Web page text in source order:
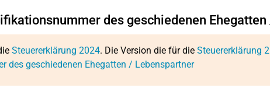
des geschiedenen
Steuererklärung 2024. Die Version die für die Steuererklärung
des geschiedenen Ehegatten / Lebenspartner